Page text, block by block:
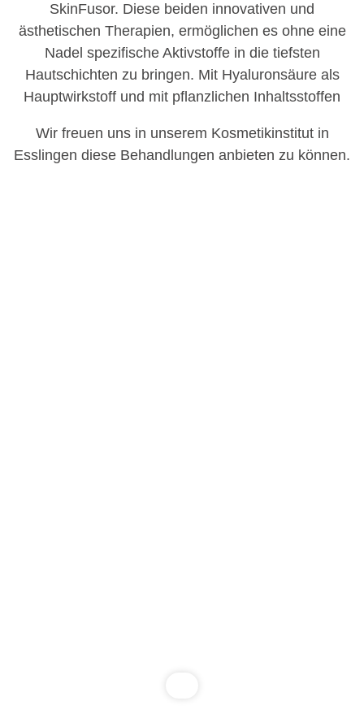
SkinFusor. Diese beiden innovativen und
ästhetischen Therapien, ermöglichen es ohne eine
Nadel spezifische Aktivstoffe in die tiefsten
Hautschichten zu bringen. Mit Hyaluronsäure als
Hauptwirkstoff und mit pflanzlichen Inhaltsstoffen
Wir freuen uns in unserem Kosmetikinstitut in
Esslingen diese Behandlungen anbieten zu können.